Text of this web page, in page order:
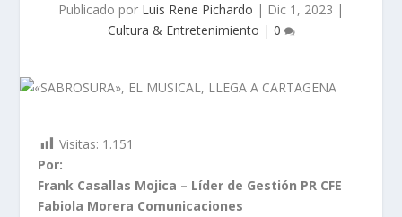
Publicado por Luis Rene Pichardo | Dic 1, 2023 |
Cultura & Entretenimiento | 0
Visitas: 1.151
Por:
Frank Casallas Mojica – Líder de Gestión PR CFE
Fabiola Morera Comunicaciones